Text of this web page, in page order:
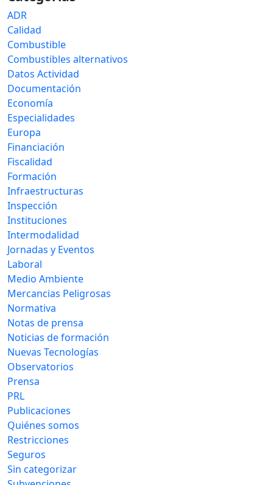
ADR
Calidad
Combustible
Combustibles alternativos
Datos Actividad
Documentación
Economía
Especialidades
Europa
Financiación
Fiscalidad
Formación
Infraestructuras
Inspección
Instituciones
Intermodalidad
Jornadas y Eventos
Laboral
Medio Ambiente
Mercancias Peligrosas
Normativa
Notas de prensa
Noticias de formación
Nuevas Tecnologías
Observatorios
Prensa
PRL
Publicaciones
Quiénes somos
Restricciones
Seguros
Sin categorizar